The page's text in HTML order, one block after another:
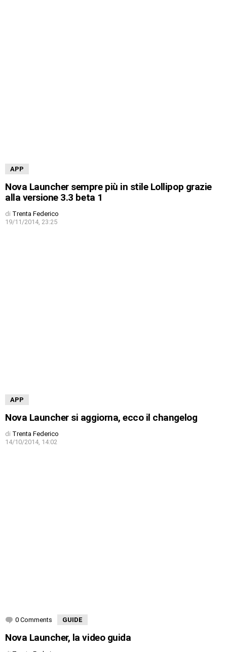
APP
Nova Launcher sempre più in stile Lollipop grazie
alla versione 3.3 beta 1
di Trenta Federico
19/11/2014, 23:25
APP
Nova Launcher si aggiorna, ecco il changelog
di Trenta Federico
14/10/2014, 14:02
0 Comments GUIDE
Nova Launcher, la video guida